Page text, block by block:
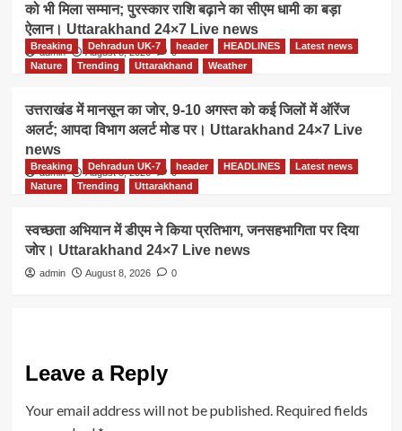
को भी मिला सम्मान; पुरस्कार राशि बढ़ाने का सीएम धामी का बड़ा
ऐलान। Uttarakhand 24×7 Live news
admin August 8, 2026 0
Breaking Dehradun UK-7 header HEADLINES
Latest news
Nature
Trending Uttarakhand Weather
उत्तराखंड में मानसून का जोर, 9-10 अगस्त को कई जिलों में ऑरेंज
अलर्ट; आपदा विभाग अलर्ट मोड पर। Uttarakhand 24×7 Live
news
admin August 8, 2026 0
Breaking Dehradun UK-7 header HEADLINES
Latest news
Nature
Trending Uttarakhand
स्वच्छता अभियान में डीएम ने किया प्रतिभाग, जनसहभागिता पर दिया
जोर। Uttarakhand 24×7 Live news
admin August 8, 2026 0
Leave a Reply
Your email address will not be published. Required fields